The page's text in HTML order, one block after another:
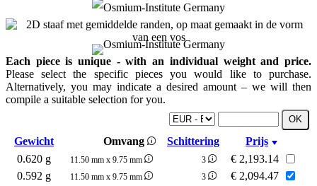
Each piece is unique - with an individual weight and price.
Please select the specific pieces you would like to purchase.
Alternatively, you may indicate a desired amount – we will then
compile a suitable selection for you.
Gewicht Omvang Schittering
Prijs
0.620 g
11.50 mm x 9.75 mm 3 € 2,193.14
0.592 g
11.50 mm x 9.75 mm 3 € 2,094.47